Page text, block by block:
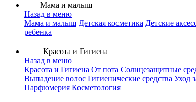
Мама и малыш
Назад в меню
Мама и малыш Детская косметика Детские
ребенка
Красота и Гигиена
Назад в меню
Красота и Гигиена От пота Солнцезащитные
Выпадение волос Гигиенические средства Уход
Парфюмерия Косметология